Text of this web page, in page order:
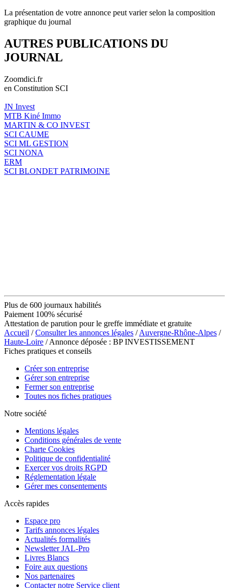
La présentation de votre annonce peut varier selon la composition
graphique du journal
AUTRES PUBLICATIONS DU
JOURNAL
Zoomdici.fr
en Constitution SCI
JN Invest
MTB Kiné Immo
MARTIN & CO INVEST
SCI CAUME
SCI ML GESTION
SCI NONA
ERM
SCI BLONDET PATRIMOINE
Plus de 600 journaux habilités
Paiement 100% sécurisé
Attestation de parution pour le greffe immédiate et gratuite
Accueil /Consulter les annonces légales /Auvergne-Rhône-Alpes /
Haute-Loire / Annonce déposée : BP INVESTISSEMENT
Fiches pratiques et conseils
Créer son entreprise
Gérer son entreprise
Fermer son entreprise
Toutes nos fiches pratiques
Notre société
Mentions légales
Conditions générales de vente
Charte Cookies
Politique de confidentialité
Exercer vos droits RGPD
Réglementation légale
Gérer mes consentements
Accès rapides
Espace pro
Tarifs annonces légales
Actualités formalités
Newsletter JAL-Pro
Livres Blancs
Foire aux questions
Nos partenaires
Contacter notre Service client